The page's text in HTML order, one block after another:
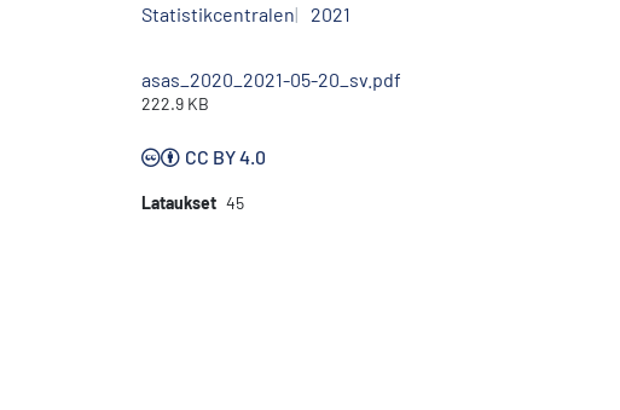
Statistikcentralen 2021
asas_2020_2021-05-20_sv.pdf
222.9 KB
CC BY 4.0
Lataukset 45